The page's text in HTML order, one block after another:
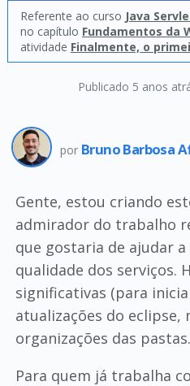
Publicado 5 anos
Referente ao curso Java
no capítulo Fundamentos da
atividade Finalmente, o
por Bruno Barbosa
Gente, estou criando
admirador do trabalho
que gostaria de ajudar
qualidade dos serviços.
significativas (para
atualizações do
organizações das pastas.
Para quem já trabalha